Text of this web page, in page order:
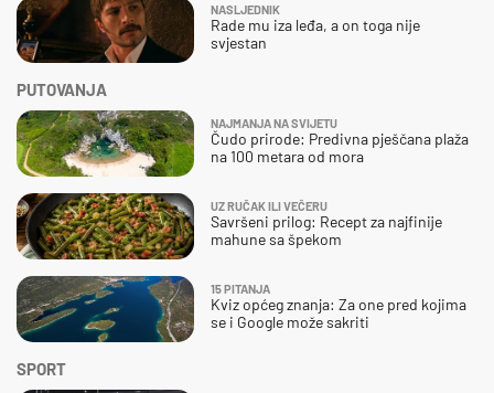
SPORT
NASLJEDNIK
Rade mu iza leđa, a on toga nije
svjestan
PUTOVANJA
NAJMANJA NA SVIJETU
Čudo prirode: Predivna pješčana plaža
na 100 metara od mora
UZ RUČAK ILI VEČERU
Savršeni prilog: Recept za najfinije
mahune sa špekom
15 PITANJA
Kviz općeg znanja: Za one pred kojima
se i Google može sakriti